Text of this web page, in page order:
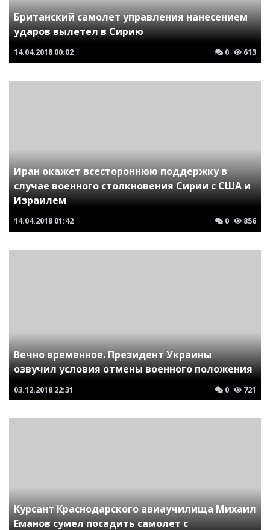
Британский самолет управления нанесением
ударов вылетел в Сирию
14.04.2018 00:02 0 613
Иран окажет всестороннюю поддержку в
случае военного столкновения Сирии с США и
Израилем
14.04.2018 01:42 0 856
Вечно временное. Президент Украины
озвучил условия отмены военного положения
03.12.2018 22:31 0 721
Курсант Краснодарского авиаучилища Михаил
Еманов сумел посадить самолет с